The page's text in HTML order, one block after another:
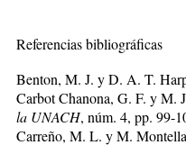
Referencias bibliográficas
Benton, M. J. y D. A. T.
Carbot Chanona, G. F. y M.
la UNACH, núm. 4, pp. 99-
Carreño, M. L. y M.